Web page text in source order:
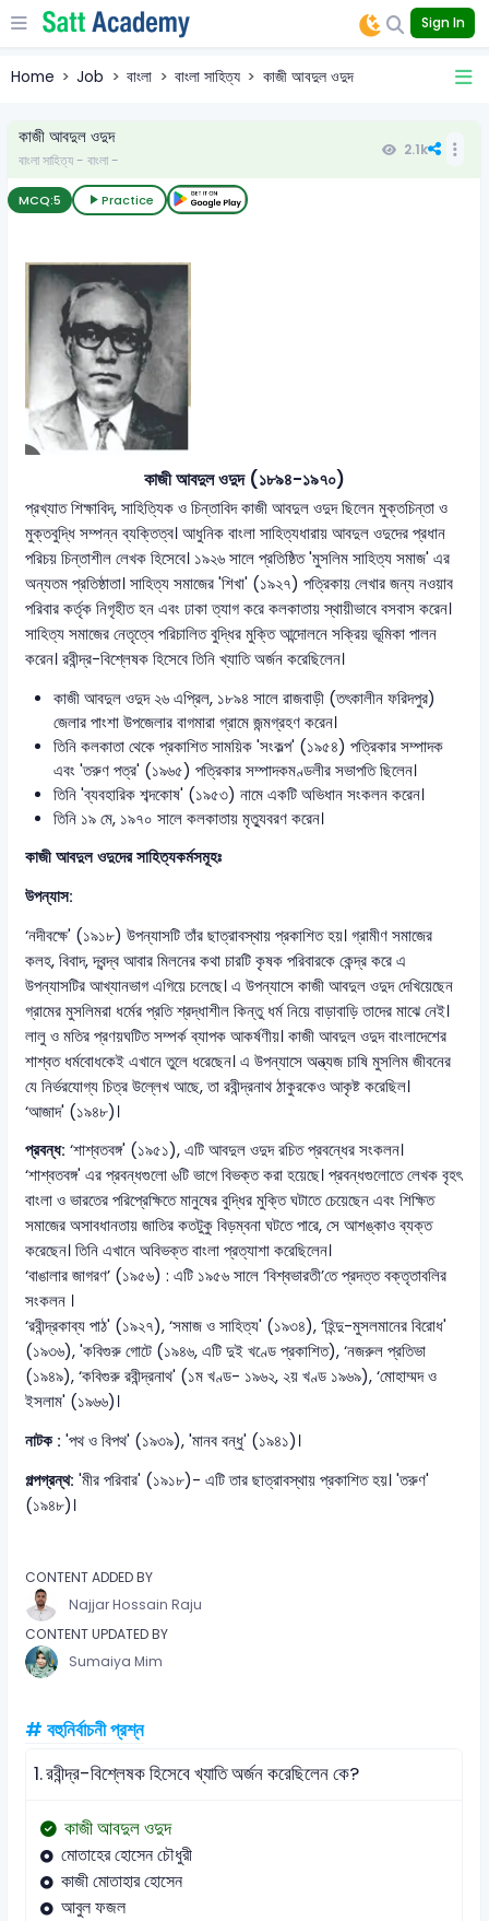
Sign In
Home Job বাংলা বাংলা সাহিত্য কাজী আবদুল ওদুদ
কাজী আবদুল ওদুদ
বাংলা সাহিত্য - বাংলা -
2.1k
MCQ:5 Practice
কাজী আবদুল ওদুদ (১৮৯৪-১৯৭০)
প্রখ্যাত শিক্ষাবিদ, সাহিত্যিক ও চিন্তাবিদ কাজী আবদুল ওদুদ ছিলেন মুক্তচিন্তা ও
মুক্তবুদ্ধি সম্পন্ন ব্যক্তিত্ব। আধুনিক বাংলা সাহিত্যধারায় আবদুল ওদুদের প্রধান
পরিচয় চিন্তাশীল লেখক হিসেবে। ১৯২৬ সালে প্রতিষ্ঠিত 'মুসলিম সাহিত্য সমাজ' এর
অন্যতম প্রতিষ্ঠাতা। সাহিত্য সমাজের 'শিখা' (১৯২৭) পত্রিকায় লেখার জন্য নওয়াব
পরিবার কর্তৃক নিগৃহীত হন এবং ঢাকা ত্যাগ করে কলকাতায় স্থায়ীভাবে বসবাস করেন।
সাহিত্য সমাজের নেতৃত্বে পরিচালিত বুদ্ধির মুক্তি আন্দোলনে সক্রিয় ভূমিকা পালন
করেন। রবীন্দ্র-বিশ্লেষক হিসেবে তিনি খ্যাতি অর্জন করেছিলেন।
কাজী আবদুল ওদুদ ২৬ এপ্রিল, ১৮৯৪ সালে রাজবাড়ী (তৎকালীন ফরিদপুর)
জেলার পাংশা উপজেলার বাগমারা গ্রামে জন্মগ্রহণ করেন।
তিনি কলকাতা থেকে প্রকাশিত সাময়িক 'সংকল্প' (১৯৫৪) পত্রিকার সম্পাদক
এবং 'তরুণ পত্র' (১৯৬৫) পত্রিকার সম্পাদকমণ্ডলীর সভাপতি ছিলেন।
তিনি 'ব্যবহারিক শব্দকোষ' (১৯৫৩) নামে একটি অভিধান সংকলন করেন।
তিনি ১৯ মে, ১৯৭০ সালে কলকাতায় মৃত্যুবরণ করেন।
কাজী আবদুল ওদুদের সাহিত্যকর্মসমূহঃ
উপন্যাস:
‘নদীবক্ষে' (১৯১৮) উপন্যাসটি তাঁর ছাত্রাবস্থায় প্রকাশিত হয়। গ্রামীণ সমাজের
কলহ, বিবাদ, দ্বন্দ্ব আবার মিলনের কথা চারটি কৃষক পরিবারকে কেন্দ্র করে এ
উপন্যাসটির আখ্যানভাগ এগিয়ে চলেছে। এ উপন্যাসে কাজী আবদুল ওদুদ দেখিয়েছেন
গ্রামের মুসলিমরা ধর্মের প্রতি শ্রদ্ধাশীল কিন্তু ধর্ম নিয়ে বাড়াবাড়ি তাদের মাঝে নেই।
লালু ও মতির প্রণয়ঘটিত সম্পর্ক ব্যাপক আকর্ষণীয়। কাজী আবদুল ওদুদ বাংলাদেশের
শাশ্বত ধর্মবোধকেই এখানে তুলে ধরেছেন। এ উপন্যাসে অন্ত্যজ চাষি মুসলিম জীবনের
যে নির্ভরযোগ্য চিত্র উল্লেখ আছে, তা রবীন্দ্রনাথ ঠাকুরকেও আকৃষ্ট করেছিল।
‘আজাদ' (১৯৪৮)।
প্রবন্ধ: ‘শাশ্বতবঙ্গ' (১৯৫১), এটি আবদুল ওদুদ রচিত প্রবন্ধের সংকলন।
‘শাশ্বতবঙ্গ' এর প্রবন্ধগুলো ৬টি ভাগে বিভক্ত করা হয়েছে। প্রবন্ধগুলোতে লেখক বৃহৎ
বাংলা ও ভারতের পরিপ্রেক্ষিতে মানুষের বুদ্ধির মুক্তি ঘটাতে চেয়েছেন এবং শিক্ষিত
সমাজের অসাবধানতায় জাতির কতটুকু বিড়ম্বনা ঘটতে পারে, সে আশঙ্কাও ব্যক্ত
করেছেন। তিনি এখানে অবিভক্ত বাংলা প্রত্যাশা করেছিলেন।
‘বাঙালার জাগরণ’ (১৯৫৬) : এটি ১৯৫৬ সালে ‘বিশ্বভারতী’তে প্রদত্ত বক্তৃতাবলির
সংকলন ।
‘রবীন্দ্রকাব্য পাঠ' (১৯২৭), ‘সমাজ ও সাহিত্য' (১৯৩৪), ‘হিন্দু-মুসলমানের বিরোধ'
(১৯৩৬), 'কবিগুরু গোটে (১৯৪৬, এটি দুই খণ্ডে প্রকাশিত), ‘নজরুল প্রতিভা
(১৯৪৯), ‘কবিগুরু রবীন্দ্রনাথ' (১ম খণ্ড- ১৯৬২, ২য় খণ্ড ১৯৬৯), ‘মোহাম্মদ ও
ইসলাম' (১৯৬৬)।
নাটক :'পথ ও বিপথ' (১৯৩৯), 'মানব বন্ধু' (১৯৪১)।
গল্পগ্রন্থ: 'মীর পরিবার' (১৯১৮)- এটি তার ছাত্রাবস্থায় প্রকাশিত হয়। 'তরুণ'
(১৯৪৮)।
CONTENT ADDED BY
Najjar Hossain Raju
CONTENT UPDATED BY
Sumaiya Mim
# বহুনির্বাচনী প্রশ্ন
1.রবীন্দ্র-বিশ্লেষক হিসেবে খ্যাতি অর্জন করেছিলেন কে?
কাজী আবদুল ওদুদ
মোতাহের হোসেন চৌধুরী
কাজী মোতাহার হোসেন
আবুল ফজল